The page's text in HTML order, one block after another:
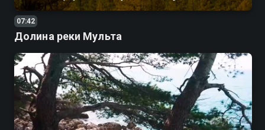
07:42
Долина реки Мульта